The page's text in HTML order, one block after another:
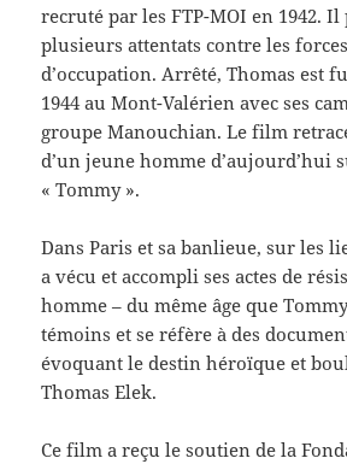
recruté par les FTP-MOI en 1942. Il
plusieurs attentats contre les
d’occupation. Arrêté, Thomas est
1944 au Mont-Valérien avec ses
groupe Manouchian. Le film
d’un jeune homme d’aujourd’hui
« Tommy ».
Dans Paris et sa banlieue, sur les
a vécu et accompli ses actes de
homme – du même âge que
témoins et se réfère à des
évoquant le destin héroïque et
Thomas Elek.
Ce film a reçu le soutien de la